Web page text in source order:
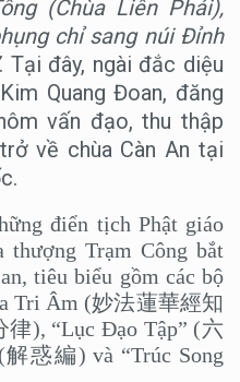
(Chùa Liên Phái),
chỉ sang núi Đỉnh
Tại đây, ngài đắc diệu
Quang Đoan, đăng
vấn đạo, thu thập
về chùa Càn An tại
điển tịch Phật giáo
thượng Trạm Công bắt
tiêu biểu gồm các bộ
Tri Âm (妙法蓮華經知
律), “Lục Đạo Tập” (六
惑編) và “Trúc Song